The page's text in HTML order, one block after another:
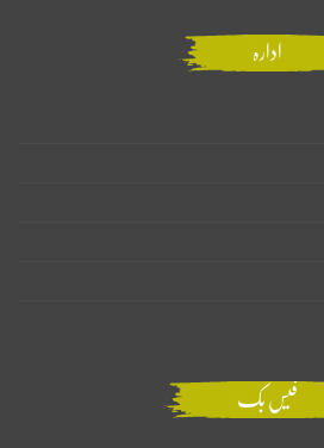
ادارہ
فیس بک